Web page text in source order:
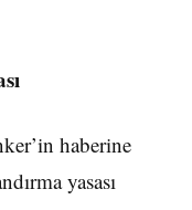
haberine
yasası